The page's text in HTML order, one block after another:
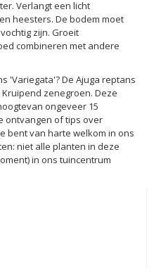
Verlangt een licht
heesters. De bodem moet
zijn. Groeit
combineren met andere
'Variegata'? De Ajuga reptans
zenegroen. Deze
ongeveer 15
ontvangen of tips over
bent van harte welkom in ons
niet alle planten in deze
in ons tuincentrum